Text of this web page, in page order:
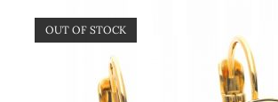
OUT OF STOCK